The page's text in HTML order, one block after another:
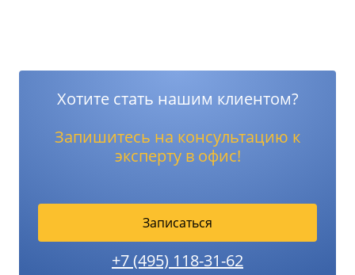
Хотите стать нашим клиентом?
Запишитесь на консультацию к
эксперту в офис!
Записаться
+7 (495) 118-31-62